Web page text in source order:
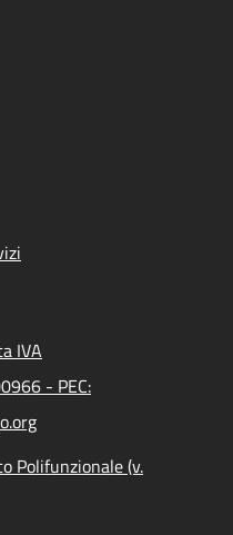
IVA
- PEC:
Polifunzionale (v.